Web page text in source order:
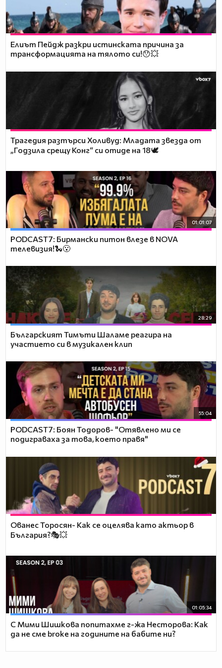
Елиът Пейдж разкри истинската причина за
трансформацията на тялото си!😯💥
Трагедия разтърси Холивуд: Младата звезда от
„Годзила срещу Конг“ си отиде на 18🕊️
01:01:07
PODCAST7: Бирмански питон влезе в NOVA
телевизия!🐍😮
28:29
Българският Тимъти Шаламе реагира на
участието си в музикален клип
55:04
PODCAST7: ‪Боян Тодоров- "Отявлено ми се
подиграваха за това, което правя"
Ованес Торосян- Как се оцелява като актьор в
България?🎭💥
01:05:34
С Мими Шишкова попитахме г-жа Несторова: Как
да не сме broke на годините на бабите ни?